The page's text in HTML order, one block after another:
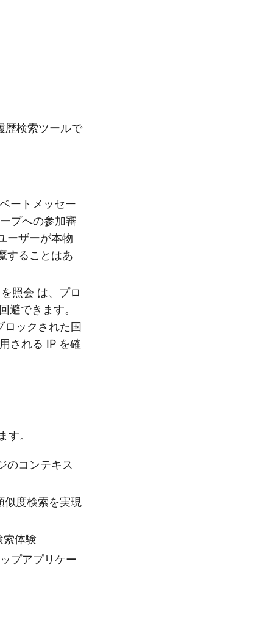
歴検索ツールで
ートメッセー
プへの参加審
ーザーが本物
することはあ
照会 は、プロ
避できます。
ックされた国
される IP を確
。
のコンテキス
似度検索を実現
索体験
プアプリケー